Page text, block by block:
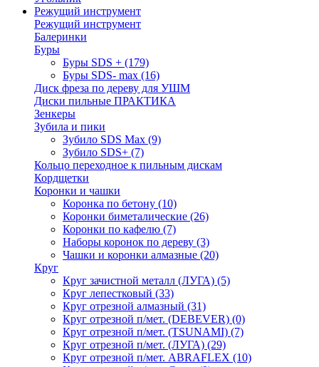
Режущий инструмент
Режущий инструмент
Балеринки
Буры
Буры SDS + (179)
Буры SDS- max (16)
Диск фреза по дереву для УШМ
Диски пильные ПРАКТИКА
Зенкеры
Зубила и пики
Зубило SDS Max (9)
Зубило SDS+ (7)
Кольцо переходное к пильным дискам
Кордщетки
Коронки и чашки
Коронка по бетону (10)
Коронки биметалические (26)
Коронки по кафелю (7)
Наборы коронок по дереву (3)
Чашки и коронки алмазные (20)
Круг
Круг зачистной металл (ЛУГА) (5)
Круг лепестковый (33)
Круг отрезной алмазный (31)
Круг отрезной п/мет. (DEBEVER) (0)
Круг отрезной п/мет. (TSUNAMI) (7)
Круг отрезной п/мет. (ЛУГА) (29)
Круг отрезной п/мет. ABRAFLEX (10)